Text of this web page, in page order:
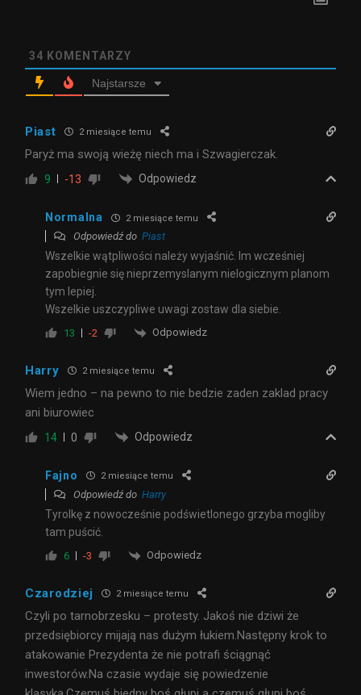
34 KOMENTARZY
Najstarsze
Piast 2 miesiące temu
Paryż ma swoją wieżę niech ma i Szwagierczak.
9 -13 Odpowiedz
Normalna 2 miesiące temu
Odpowiedź do Piast
Wszelkie wątpliwości należy wyjaśnić. Im wcześniej
zapobiegnie się nieprzemyslanym nielogicznym planom
tym lepiej.
Wszelkie uszczypliwe uwagi zostaw dla siebie.
13 -2 Odpowiedz
Harry 2 miesiące temu
Wiem jedno – na pewno to nie bedzie zaden zaklad pracy
ani biurowiec
14 0 Odpowiedz
Fajno 2 miesiące temu
Odpowiedź do Harry
Tyrolkę z nowocześnie podświetlonego grzyba mogliby
tam puścić.
6 -3 Odpowiedz
Czarodziej 2 miesiące temu
Czyli po tarnobrzesku – protesty. Jakoś nie dziwi że
przedsiębiorcy mijają nas dużym łukiem.Następny krok to
atakowanie Prezydenta że nie potrafi ściągnąć
inwestorów.Na czasie wydaje się powiedzenie